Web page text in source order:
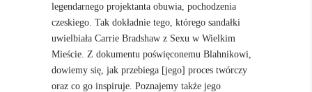
legendarnego projektanta obuwia, pochodzenia
czeskiego. Tak dokładnie tego, którego sandałki
uwielbiała Carrie Bradshaw z Sexu w Wielkim
Mieście. Z dokumentu poświęconemu Blahnikowi,
dowiemy się, jak przebiega [jego] proces twórczy
oraz co go inspiruje. Poznajemy także jego